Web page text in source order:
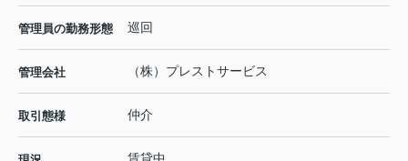
管理員の勤務形態 巡回
管理会社 （株）プレストサービス
取引態様 仲介